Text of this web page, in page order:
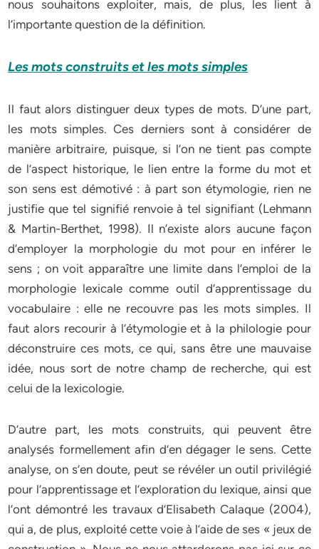
nous souhaitons exploiter, mais, de plus, les lient à
l’importante question de la définition.
Les mots construits et les mots simples
Il faut alors distinguer deux types de mots. D’une part,
les mots simples. Ces derniers sont à considérer de
manière arbitraire, puisque, si l’on ne tient pas compte
de l’aspect historique, le lien entre la forme du mot et
son sens est démotivé : à part son étymologie, rien ne
justifie que tel signifié renvoie à tel signifiant (Lehmann
& Martin-Berthet, 1998). Il n’existe alors aucune façon
d’employer la morphologie du mot pour en inférer le
sens ; on voit apparaître une limite dans l’emploi de la
morphologie lexicale comme outil d’apprentissage du
vocabulaire : elle ne recouvre pas les mots simples. Il
faut alors recourir à l’étymologie et à la philologie pour
déconstruire ces mots, ce qui, sans être une mauvaise
idée, nous sort de notre champ de recherche, qui est
celui de la lexicologie.
D’autre part, les mots construits, qui peuvent être
analysés formellement afin d’en dégager le sens. Cette
analyse, on s’en doute, peut se révéler un outil privilégié
pour l’apprentissage et l’exploration du lexique, ainsi que
l’ont démontré les travaux d’Elisabeth Calaque (2004),
qui a, de plus, exploité cette voie à l’aide de ses « jeux de